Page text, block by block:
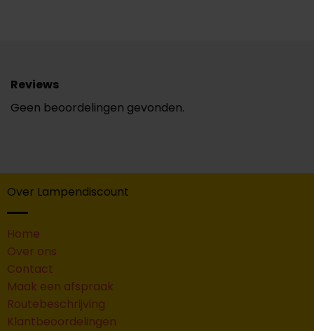
Reviews
Geen beoordelingen gevonden.
Over Lampendiscount
Home
Over ons
Contact
Maak een afspraak
Routebeschrijving
Klantbeoordelingen